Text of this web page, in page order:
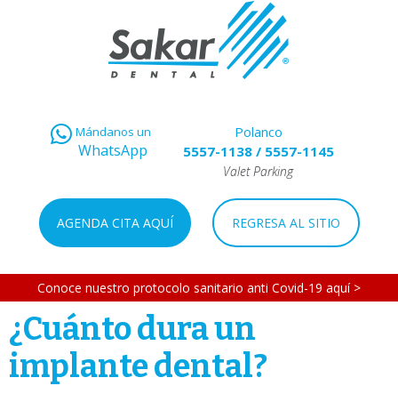
Mándanos un
WhatsApp
Polanco
5557-1138/ 5557-1145
Valet Parking
AGENDA CITA AQUÍ REGRESA AL SITIO
Conoce nuestro protocolo sanitario anti Covid-19 aquí >
¿Cuánto dura un
implante dental?